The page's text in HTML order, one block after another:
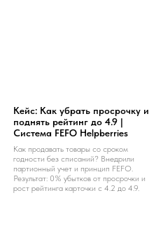
Кейс: Как убрать просрочку и
поднять рейтинг до 4.9 |
Система FEFO Helpberries
Как продавать товары со сроком
годности без списаний? Внедрили
партионный учет и принцип FEFO.
Результат: 0% убытков от просрочки и
рост рейтинга карточки с 4.2 до 4.9.